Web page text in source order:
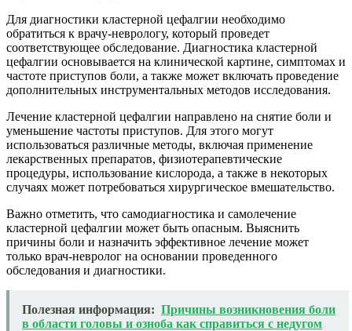
Для диагностики кластерной цефалгии необходимо
обратиться к врачу-неврологу, который проведет
соответствующее обследование. Диагностика кластерной
цефалгии основывается на клинической картине, симптомах и
частоте приступов боли, а также может включать проведение
дополнительных инструментальных методов исследования.
Лечение кластерной цефалгии направлено на снятие боли и
уменьшение частоты приступов. Для этого могут
использоваться различные методы, включая применение
лекарственных препаратов, физиотерапевтические
процедуры, использование кислорода, а также в некоторых
случаях может потребоваться хирургическое вмешательство.
Важно отметить, что самодиагностика и самолечение
кластерной цефалгии может быть опасным. Выяснить
причины боли и назначить эффективное лечение может
только врач-невролог на основании проведенного
обследования и диагностики.
Полезная информация: Причины возникновения боли
в области головы и озноба как справиться с недугом